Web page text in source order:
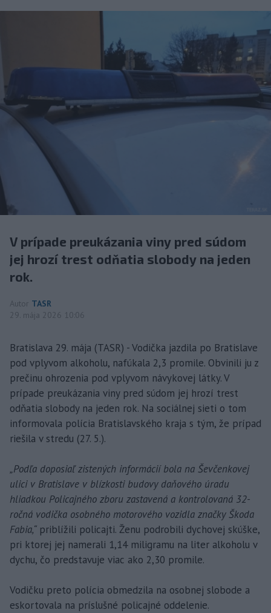
V prípade preukázania viny pred súdom
jej hrozí trest odňatia slobody na jeden
rok.
Autor TASR
29. mája 2026 10:06
Bratislava 29. mája (TASR) - Vodička jazdila po Bratislave
pod vplyvom alkoholu, nafúkala 2,3 promile. Obvinili ju z
prečinu ohrozenia pod vplyvom návykovej látky. V
prípade preukázania viny pred súdom jej hrozí trest
odňatia slobody na jeden rok. Na sociálnej sieti o tom
informovala polícia Bratislavského kraja s tým, že prípad
riešila v stredu (27. 5.).
„Podľa doposiaľ zistených informácií bola na Ševčenkovej
ulici v Bratislave v blízkosti budovy daňového úradu
hliadkou Policajného zboru zastavená a kontrolovaná 32-
ročná vodička osobného motorového vozidla značky Škoda
Fabia,“ priblížili policajti. Ženu podrobili dychovej skúške,
pri ktorej jej namerali 1,14 miligramu na liter alkoholu v
dychu, čo predstavuje viac ako 2,30 promile.
Vodičku preto polícia obmedzila na osobnej slobode a
eskortovala na príslušné policajné oddelenie.